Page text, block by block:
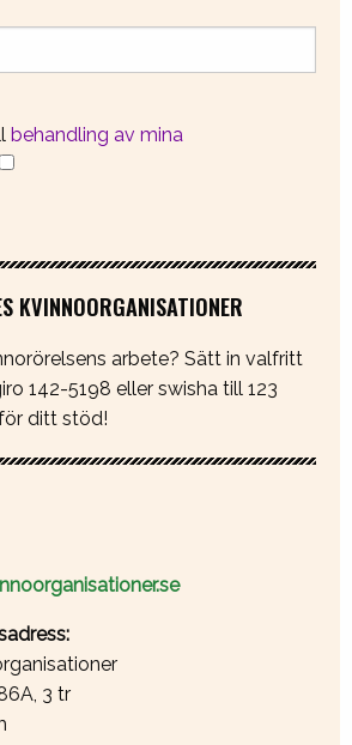
behandling av mina
KVINNOORGANISATIONER
arbete? Sätt in valfritt
142-5198 eller swisha till 123
ditt stöd!
3 tr